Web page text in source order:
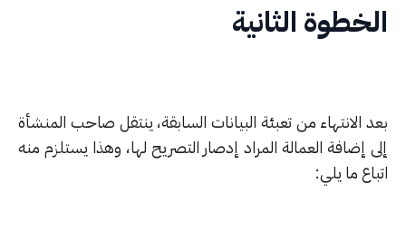
الثانية
الانتهاء من تعبئة البيانات السابقة، ينتقل صاحب المنشأة
إضافة العمالة المراد إدصار التصريح لها، وهذا يستلزم منه
ما يلي: